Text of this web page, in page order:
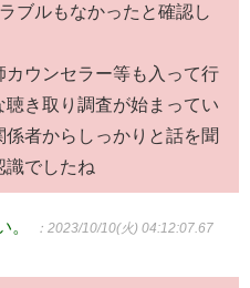
ブルもなかったと確認し
ウンセラー等も入って行
き取り調査が始まってい
者からしっかりと話を聞
識でしたね
。 ：2023/10/10(火) 04:12:07.67